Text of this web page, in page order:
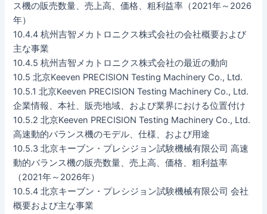
ス機の販売数量、売上高、価格、粗利益率（2021年～2026
年）
10.4.4 杭州吉智メカトロニクス株式会社の会社概要および
主な事業
10.4.5 杭州吉智メカトロニクス株式会社の最近の動向
10.5 北京Keeven PRECISION Testing Machinery Co., Ltd.
10.5.1 北京Keeven PRECISION Testing Machinery Co., Ltd.
企業情報、本社、販売地域、および業界における位置付け
10.5.2 北京Keeven PRECISION Testing Machinery Co., Ltd.
高速動的バランス機のモデル、仕様、および用途
10.5.3 北京キーブン・プレシジョン試験機械有限公司 高速
動的バランス機の販売数量、売上高、価格、粗利益率
（2021年～2026年）
10.5.4 北京キーブン・プレシジョン試験機械有限公司 会社
概要および主な事業